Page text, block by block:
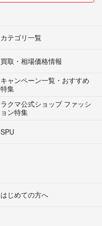
カテゴリ一覧
買取・相場価格情報
キャンペーン一覧・おすすめ
特集
ラクマ公式ショップ ファッシ
ョン特集
SPU
はじめての方へ